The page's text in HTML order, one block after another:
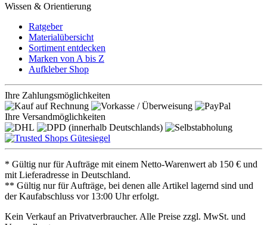
Wissen & Orientierung
Ratgeber
Materialübersicht
Sortiment entdecken
Marken von A bis Z
Aufkleber Shop
Ihre Zahlungsmöglichkeiten
Ihre Versandmöglichkeiten
* Gültig nur für Aufträge mit einem Netto-Warenwert ab 150 € und
mit Lieferadresse in Deutschland.
** Gültig nur für Aufträge, bei denen alle Artikel lagernd sind und
der Kaufabschluss vor 13:00 Uhr erfolgt.
Kein Verkauf an Privatverbraucher. Alle Preise zzgl. MwSt. und